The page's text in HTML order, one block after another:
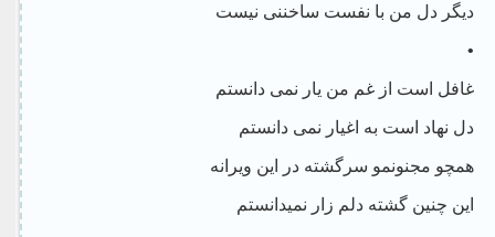
دیگر دل من با نفست ساخننی نیست
•
غافل است از غم من یار نمی دانستم
دل نهاد است به اغیار نمی دانستم
همچو مجنونمو سرگشته در این ویرانه
این چنین گشته دلم زار نمیدانستم